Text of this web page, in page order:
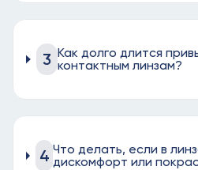
3 Как долго длится
контактным линзам?
4 Что делать, если в
дискомфорт или